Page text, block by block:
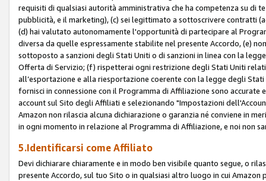
requisiti di qualsiasi autorità amministrativa che ha competenza su di
pubblicità, e il marketing), (c) sei legittimato a sottoscrivere contratti
(d) hai valutato autonomamente l'opportunità di partecipare al
diversa da quelle espressamente stabilite nel presente Accordo, (e)
sottoposto a sanzioni degli Stati Uniti o di sanzioni in linea con la
Offerta di Servizio; (f) rispetterai ogni restrizione degli Stati Uniti
all’esportazione e alla riesportazione coerente con la legge degli
fornisci in connessione con il Programma di Affiliazione sono
account sul Sito degli Affiliati e selezionando "Impostazioni
Amazon non rilascia alcuna dichiarazione o garanzia né conviene in
in ogni momento in relazione al Programma di Affiliazione, e noi non
5.Identificarsi come Affiliato
Devi dichiarare chiaramente e in modo ben visibile quanto segue, o
presente Accordo, sul tuo Sito o in qualsiasi altro luogo in cui